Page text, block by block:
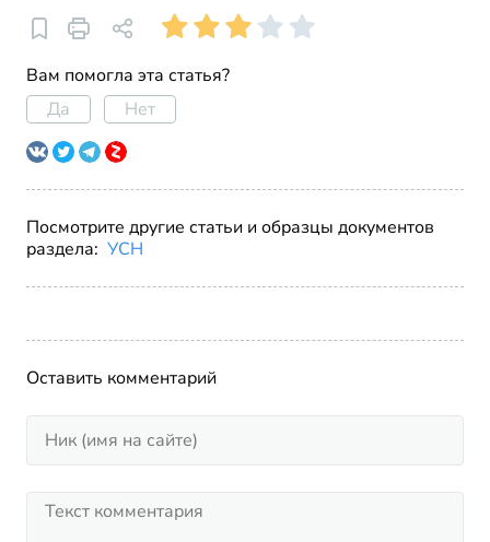
Вам помогла эта статья?
Да
Нет
Посмотрите другие статьи и образцы документов
раздела: УСН
Оставить комментарий